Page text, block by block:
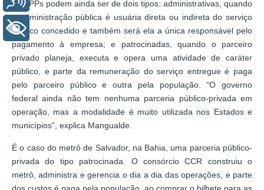
As PPPs podem ainda ser de dois tipos: administrativas, quando
a administração pública é usuária direta ou indireta do serviço
público concedido e também será ela a única responsável pelo
pagamento à empresa; e patrocinadas, quando o parceiro
privado planeja, executa e opera uma atividade de caráter
público, e parte da remuneração do serviço entregue é paga
pelo parceiro público e outra pela população. “O governo
federal ainda não tem nenhuma parceria público-privada em
operação, mas a modalidade é muito utilizada nos Estados e
municípios”, explica Mangualde.
É o caso do metrô de Salvador, na Bahia, uma parceria público-
privada do tipo patrocinada. O consórcio CCR construiu o
metrô, administra e gerencia o dia a dia das operações, e parte
dos custos é paga pela população, ao comprar o bilhete para as
+ Acessibilidade